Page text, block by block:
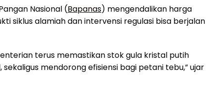
Nasional (Bapanas) mengendalikan harga
siklus alamiah dan intervensi regulasi bisa berjalan
terus memastikan stok gula kristal putih
mendorong efisiensi bagi petani tebu,” ujar